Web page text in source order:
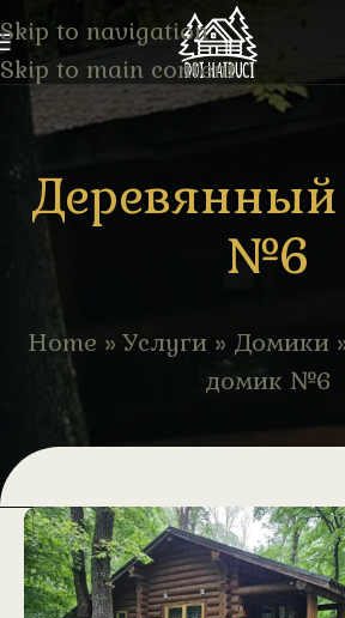
Skip to navigation
Skip to main content
№6
Home »Услуги» Домики
домик №6